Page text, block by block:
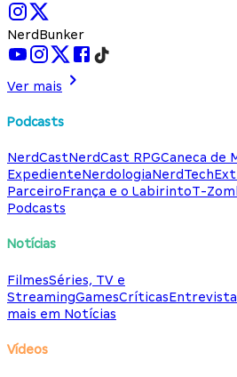
NerdBunker
Ver mais
Podcasts
NerdCastNerdCast RPGCaneca de
ExpedienteNerdologiaNerdTech
ParceiroFrança e o LabirintoT-
Podcasts
Notícias
FilmesSéries, TV e
StreamingGamesCríticas
mais em Notícias
Vídeos